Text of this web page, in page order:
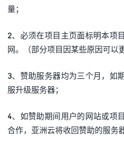
量；
2、必须在项目主页面标明本项
网。（部分项目因某些原因可以
3、赞助服务器均为三个月，如
服升级服务器；
4、如赞助期间用户的网站或项
合作，亚洲云将收回赞助的服务器